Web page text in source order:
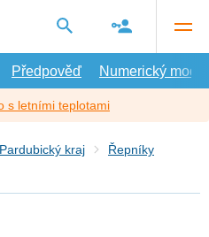
Předpověď Numerický model
s letními teplotami
Pardubický kraj
Řepníky